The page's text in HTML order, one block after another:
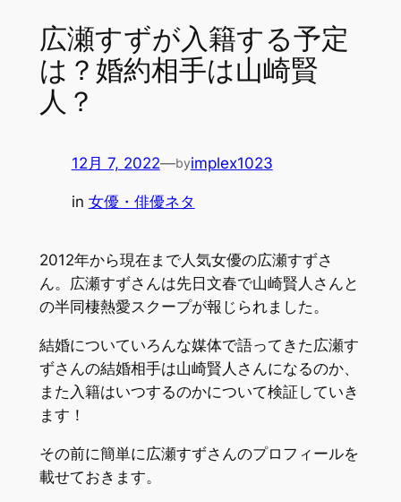
広瀬すずが入籍する予定
は？婚約相手は山崎賢
人？
12月 7, 2022—byimplex1023
in 女優・俳優ネタ
2012年から現在まで人気女優の広瀬すずさ
ん。広瀬すずさんは先日文春で山崎賢人さんと
の半同棲熱愛スクープが報じられました。
結婚についていろんな媒体で語ってきた広瀬す
ずさんの結婚相手は山崎賢人さんになるのか、
また入籍はいつするのかについて検証していき
ます！
その前に簡単に広瀬すずさんのプロフィールを
載せておきます。